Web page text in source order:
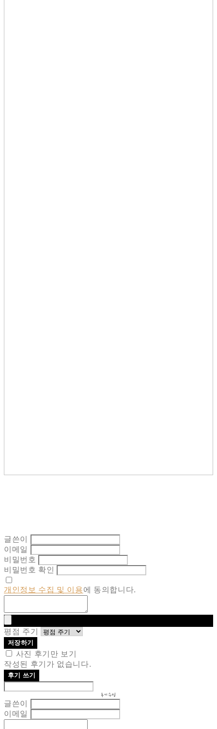
글쓴이
이메일
비밀번호
비밀번호 확인
개인정보 수집 및 이용에 동의합니다.
평점 주기
저장하기
사진 후기만 보기
작성된 후기가 없습니다.
후기 쓰기
후기 수정
글쓴이
이메일